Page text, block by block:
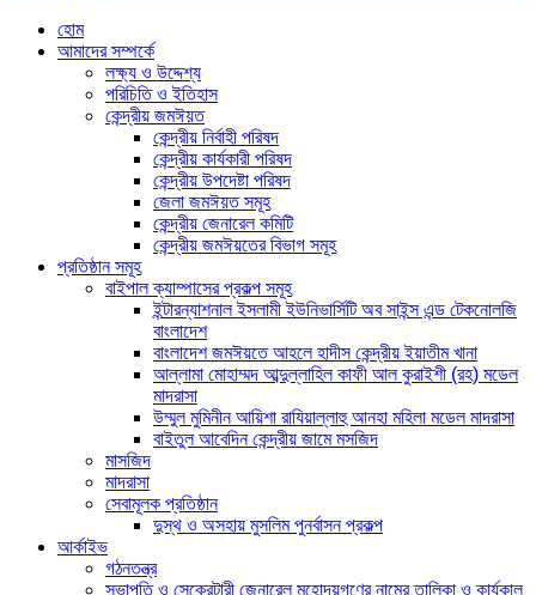
হোম
আমাদের সম্পর্কে
লক্ষ্য ও উদ্দেশ্য
পরিচিতি ও ইতিহাস
কেন্দ্রীয় জমঈয়ত
কেন্দ্রীয় নির্বাহী পরিষদ
কেন্দ্রীয় কার্যকারী পরিষদ
কেন্দ্রীয় উপদেষ্টা পরিষদ
জেলা জমঈয়ত সমূহ
কেন্দ্রীয় জেনারেল কমিটি
কেন্দ্রীয় জমঈয়তের বিভাগ সমূহ
প্রতিষ্ঠান সমূহ
বাইপাল ক্যাম্পাসের প্রকল্প সমূহ
ইন্টারন্যাশনাল ইসলামী ইউনিভার্সিটি অব সাইন্স এন্ড টেকনোলজি
বাংলাদেশ
বাংলাদেশ জমঈয়তে আহলে হাদীস কেন্দ্রীয় ইয়াতীম খানা
আল্লামা মোহাম্মদ আব্দুল্লাহিল কাফী আল কুরাইশী (রহ) মডেল
মাদরাসা
উম্মুল মুমিনীন আয়িশা রাযিয়াল্লাহু আনহা মহিলা মডেল মাদরাসা
বাইতুল আবেদিন কেন্দ্রীয় জামে মসজিদ
মাসজিদ
মাদরাসা
সেবামূলক প্রতিষ্ঠান
দুস্থ ও অসহায় মুসলিম পুনর্বাসন প্রকল্প
আর্কাইভ
গঠনতন্ত্র
সভাপতি ও সেক্রেটারী জেনারেল মহোদয়গণের নামের তালিকা ও কার্যকাল